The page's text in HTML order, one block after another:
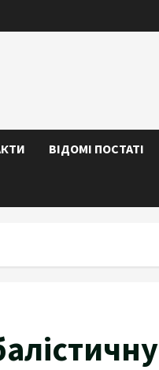
ВІДОМІ ПОСТАТІ